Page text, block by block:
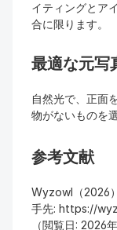
イティングとア
合に限ります。
最適な元写
自然光で、正面
物がないものを
参考文献
Wyzowl（2026
手先: https://
（閲覧日: 2026